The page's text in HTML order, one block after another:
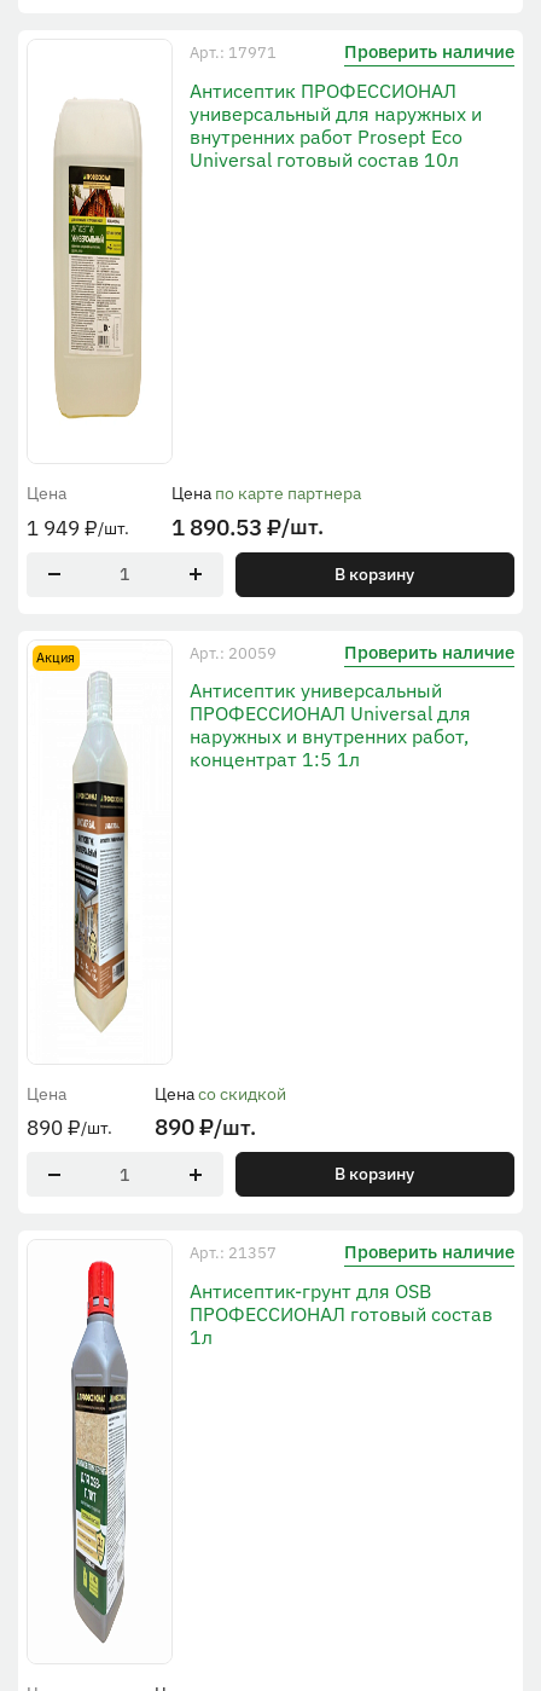
Арт.: 17971 Проверить наличие
Антисептик ПРОФЕССИОНАЛ
универсальный для наружных и
внутренних работ Prosept Eco
Universal готовый состав 10л
Цена
1 949 ₽/шт.
Цена по карте партнера
1 890.53 ₽/шт.
В корзину
Акция Арт.: 20059 Проверить наличие
Антисептик универсальный
ПРОФЕССИОНАЛ Universal для
наружных и внутренних работ,
концентрат 1:5 1л
Цена
890₽/шт.
Ценасо скидкой
890₽/шт.
В корзину
Арт.: 21357 Проверить наличие
Антисептик-грунт для OSB
ПРОФЕССИОНАЛ готовый состав
1л